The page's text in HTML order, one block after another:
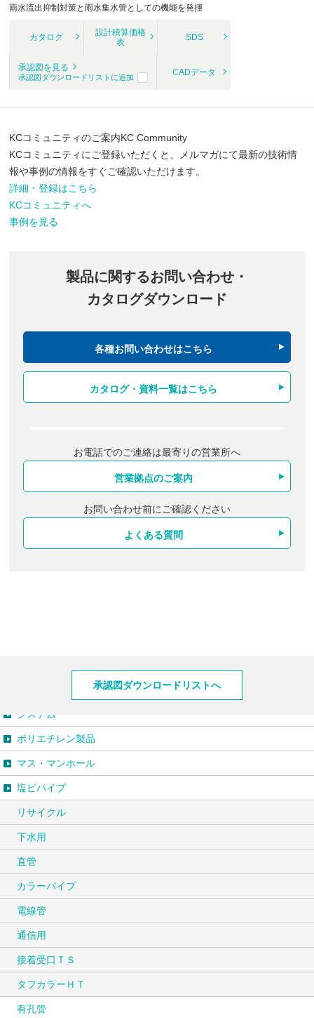
雨水流出抑制対策と雨水集水管としての機能を発揮
カタログ
設計積算価格
表
SDS
承認図を見る
承認図ダウンロードリストに追加 CADデータ
KCコミュニティのご案内KC Community
KCコミュニティにご登録いただくと、メルマガにて最新の技術情
報や事例の情報をすぐご確認いただけます。
詳細・登録はこちら
KCコミュニティへ
事例を見る
製品に関するお問い合わせ・
カタログダウンロード
各種お問い合わせはこちら
カタログ・資料一覧はこちら
お電話でのご連絡は最寄りの営業所へ
営業拠点のご案内
お問い合わせ前にご確認ください
よくある質問
承認図ダウンロードリストへ
システム
ポリエチレン製品
マス・マンホール
塩ビパイプ
リサイクル
下水用
直管
カラーパイプ
電線管
通信用
接着受口ＴＳ
タフカラーＨＴ
有孔管